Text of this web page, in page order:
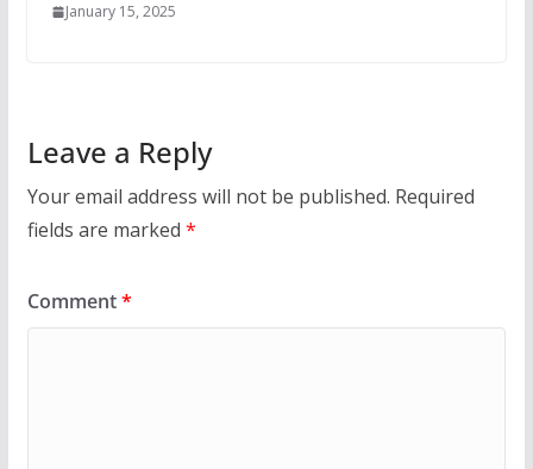
January 15, 2025
Leave a Reply
Your email address will not be published. Required
fields are marked *
Comment*